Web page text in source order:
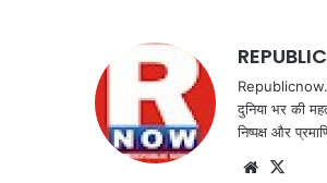
दुनिया भर की
निष्पक्ष और
Website